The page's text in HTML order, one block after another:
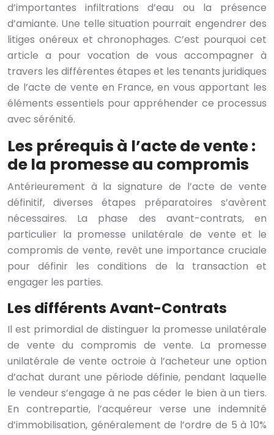
d’importantes infiltrations d’eau ou la présence
d’amiante. Une telle situation pourrait engendrer des
litiges onéreux et chronophages. C’est pourquoi cet
article a pour vocation de vous accompagner à
travers les différentes étapes et les tenants juridiques
de l’acte de vente en France, en vous apportant les
éléments essentiels pour appréhender ce processus
avec sérénité.
Les prérequis à l’acte de vente :
de la promesse au compromis
Antérieurement à la signature de l’acte de vente
définitif, diverses étapes préparatoires s’avèrent
nécessaires. La phase des avant-contrats, en
particulier la promesse unilatérale de vente et le
compromis de vente, revêt une importance cruciale
pour définir les conditions de la transaction et
engager les parties.
Les différents Avant-Contrats
Il est primordial de distinguer la promesse unilatérale
de vente du compromis de vente. La promesse
unilatérale de vente octroie à l’acheteur une option
d’achat durant une période définie, pendant laquelle
le vendeur s’engage à ne pas céder le bien à un tiers.
En contrepartie, l’acquéreur verse une indemnité
d’immobilisation, généralement de l’ordre de 5 à 10%